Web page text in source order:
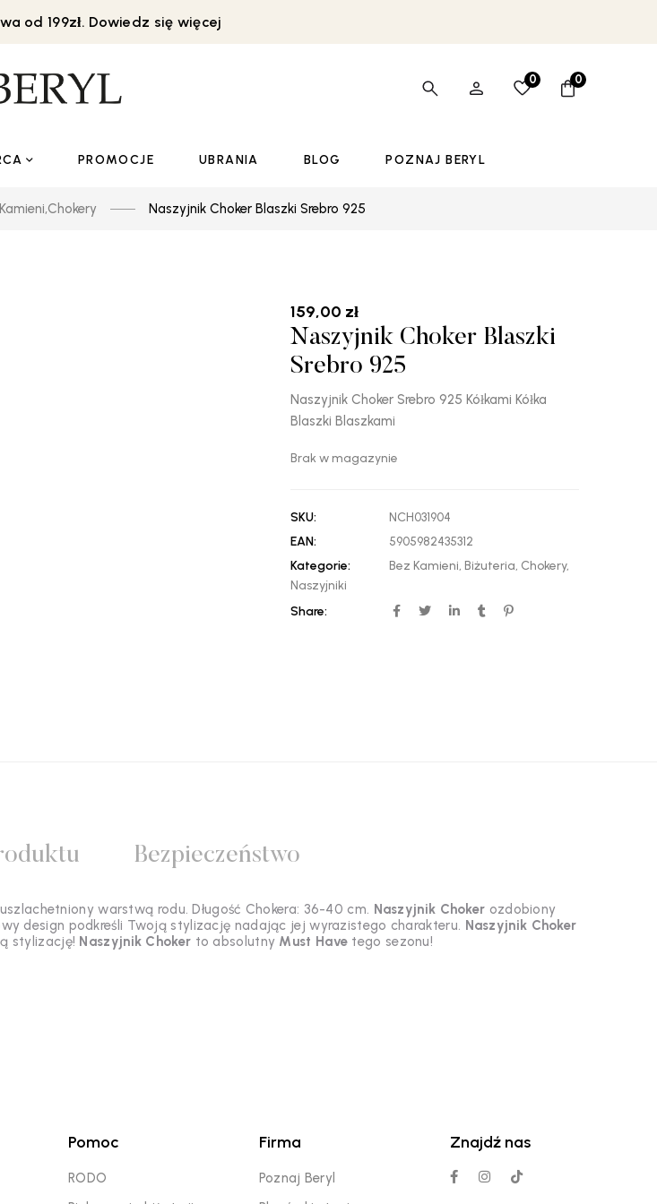
od 199zł. Dowiedz się więcej
0 0
PROMOCJE UBRANIA BLOG POZNAJ BERYL
,Chokery Naszyjnik Choker Blaszki Srebro 925
159,00 zł
Naszyjnik Choker Blaszki
Srebro 925
Naszyjnik Choker Srebro 925 Kółkami Kółka
Blaszki Blaszkami
Brak w magazynie
SKU:
NCH031904
EAN:
5905982435312
Kategorie:
Bez Kamieni, Biżuteria, Chokery,
Naszyjniki
Share:
Bezpieczeństwo
uszlachetniony warstwą rodu. Długość Chokera: 36-40 cm. Naszyjnik Choker ozdobiony
design podkreśli Twoją stylizację nadając jej wyrazistego charakteru. Naszyjnik Choker
stylizację! Naszyjnik Choker to absolutny Must Have tego sezonu!
Pomoc
RODO
Firma
Poznaj Beryl
Znajdź nas